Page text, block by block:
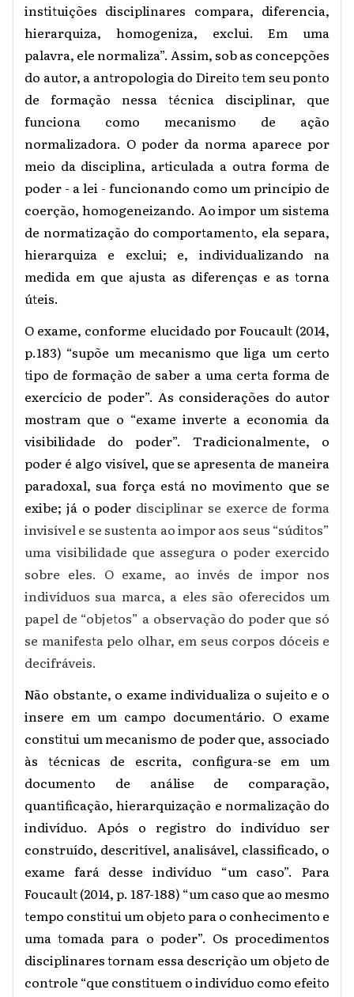
instituições disciplinares compara, diferencia,
hierarquiza, homogeniza, exclui. Em uma
palavra, ele normaliza”. Assim, sob as concepções
do autor, a antropologia do Direito tem seu ponto
de formação nessa técnica disciplinar, que
funciona como mecanismo de ação
normalizadora. O poder da norma aparece por
meio da disciplina, articulada a outra forma de
poder - a lei - funcionando como um princípio de
coerção, homogeneizando. Ao impor um sistema
de normatização do comportamento, ela separa,
hierarquiza e exclui; e, individualizando na
medida em que ajusta as diferenças e as torna
úteis.
O exame, conforme elucidado por Foucault (2014,
p.183) “supõe um mecanismo que liga um certo
tipo de formação de saber a uma certa forma de
exercício de poder”. As considerações do autor
mostram que o “exame inverte a economia da
visibilidade do poder”. Tradicionalmente, o
poder é algo visível, que se apresenta de maneira
paradoxal, sua força está no movimento que se
exibe; já o poder disciplinar se exerce de forma
invisível e se sustenta ao impor aos seus “súditos”
uma visibilidade que assegura o poder exercido
sobre eles. O exame, ao invés de impor nos
indivíduos sua marca, a eles são oferecidos um
papel de “objetos” a observação do poder que só
se manifesta pelo olhar, em seus corpos dóceis e
decifráveis.
Não obstante, o exame individualiza o sujeito e o
insere em um campo documentário. O exame
constitui um mecanismo de poder que, associado
às técnicas de escrita, configura-se em um
documento de análise de comparação,
quantificação, hierarquização e normalização do
indivíduo. Após o registro do indivíduo ser
construído, descritível, analisável, classificado, o
exame fará desse indivíduo “um caso”. Para
Foucault (2014, p. 187-188) “um caso que ao mesmo
tempo constitui um objeto para o conhecimento e
uma tomada para o poder”. Os procedimentos
disciplinares tornam essa descrição um objeto de
controle “que constituem o indivíduo como efeito